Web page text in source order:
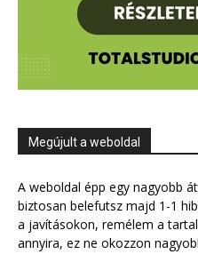
Megújult a weboldal
A weboldal épp egy nagyobb
biztosan belefutsz majd 1-1
a javításokon, remélem a
annyira, ez ne okozzon